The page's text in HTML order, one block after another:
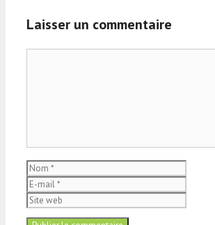
Laisser un commentaire
Nom
mail
web